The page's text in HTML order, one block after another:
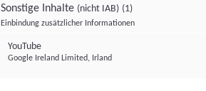
Sonstige Inhalte (nicht IAB) (1)
Einbindung zusätzlicher Informationen
YouTube
Google Ireland Limited, Irland